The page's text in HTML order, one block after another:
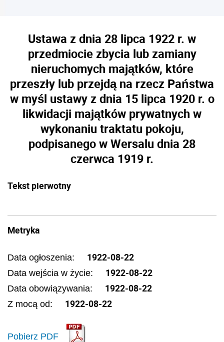
Ustawa z dnia 28 lipca 1922 r. w
przedmiocie zbycia lub zamiany
nieruchomych majątków, które
przeszły lub przejdą na rzecz Państwa
w myśl ustawy z dnia 15 lipca 1920 r. o
likwidacji majątków prywatnych w
wykonaniu traktatu pokoju,
podpisanego w Wersalu dnia 28
czerwca 1919 r.
Tekst pierwotny
Metryka
Data ogłoszenia: 1922-08-22
Data wejścia w życie: 1922-08-22
Data obowiązywania: 1922-08-22
Z mocą od: 1922-08-22
Pobierz PDF